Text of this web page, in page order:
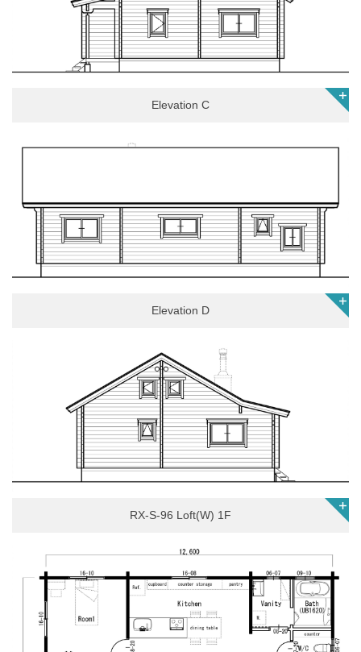
Elevation C
Elevation D
RX-S-96 Loft(W) 1F